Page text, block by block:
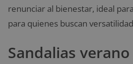
renunciar al bienestar, ideal
para quienes buscan
Sandalias verano